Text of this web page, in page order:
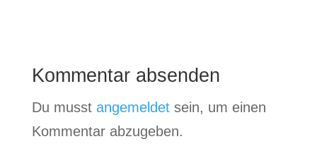
Kommentar absenden
Du musst angemeldetsein, um einen
Kommentar abzugeben.